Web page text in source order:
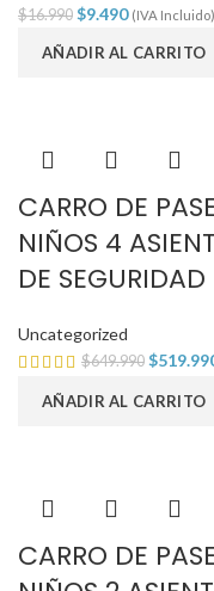
$16.990 $9.490 (IVA Incluido)
AÑADIR AL CARRITO
CARRO DE
NIÑOS 4
DE SEGURIDAD
Uncategorized
$649.990 $
AÑADIR AL CARRITO
CARRO DE